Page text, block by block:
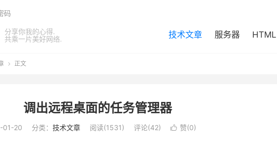
分享你我的心得.
共乘一片美好网络.
技术文章 服务器 HTML
码
 正文
调出远程桌面的任务管理器
01-20 分类： 技术文章 阅读(1531) 评论(42)  赞(0)